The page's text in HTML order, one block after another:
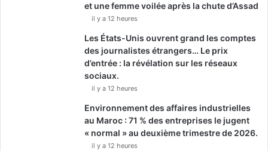
et une femme voilée après la chute d’Assad
il y a 12 heures
Les États-Unis ouvrent grand les comptes
des journalistes étrangers… Le prix
d’entrée : la révélation sur les réseaux
sociaux.
il y a 12 heures
Environnement des affaires industrielles
au Maroc : 71 % des entreprises le jugent
« normal » au deuxième trimestre de 2026.
il y a 12 heures